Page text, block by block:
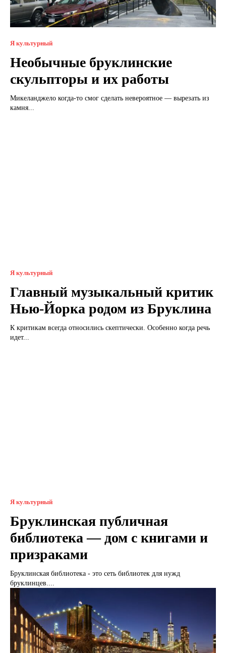
Я культурный
Необычные бруклинские
скульпторы и их работы
Микеланджело когда-то смог сделать невероятное — вырезать из
камня...
Я культурный
Главный музыкальный критик
Нью-Йорка родом из Бруклина
К критикам всегда относились скептически. Особенно когда речь
идет...
Я культурный
Бруклинская публичная
библиотека — дом с книгами и
призраками
Бруклинская библиотека - это сеть библиотек для нужд
бруклинцев....